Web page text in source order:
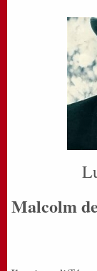
Malcolm